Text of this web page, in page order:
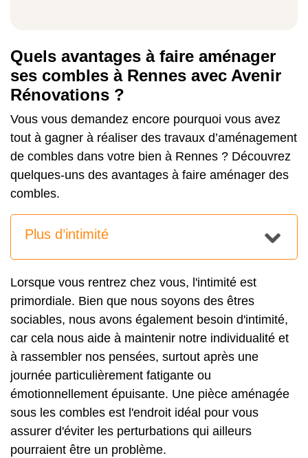
Quels avantages à faire aménager
ses combles à Rennes avec Avenir
Rénovations ?
Vous vous demandez encore pourquoi vous avez
tout à gagner à réaliser des travaux d’aménagement
de combles dans votre bien à Rennes ? Découvrez
quelques-uns des avantages à faire aménager des
combles.
Plus d’intimité
Lorsque vous rentrez chez vous, l'intimité est
primordiale. Bien que nous soyons des êtres
sociables, nous avons également besoin d'intimité,
car cela nous aide à maintenir notre individualité et
à rassembler nos pensées, surtout après une
journée particulièrement fatigante ou
émotionnellement épuisante. Une pièce aménagée
sous les combles est l'endroit idéal pour vous
assurer d'éviter les perturbations qui ailleurs
pourraient être un problème.